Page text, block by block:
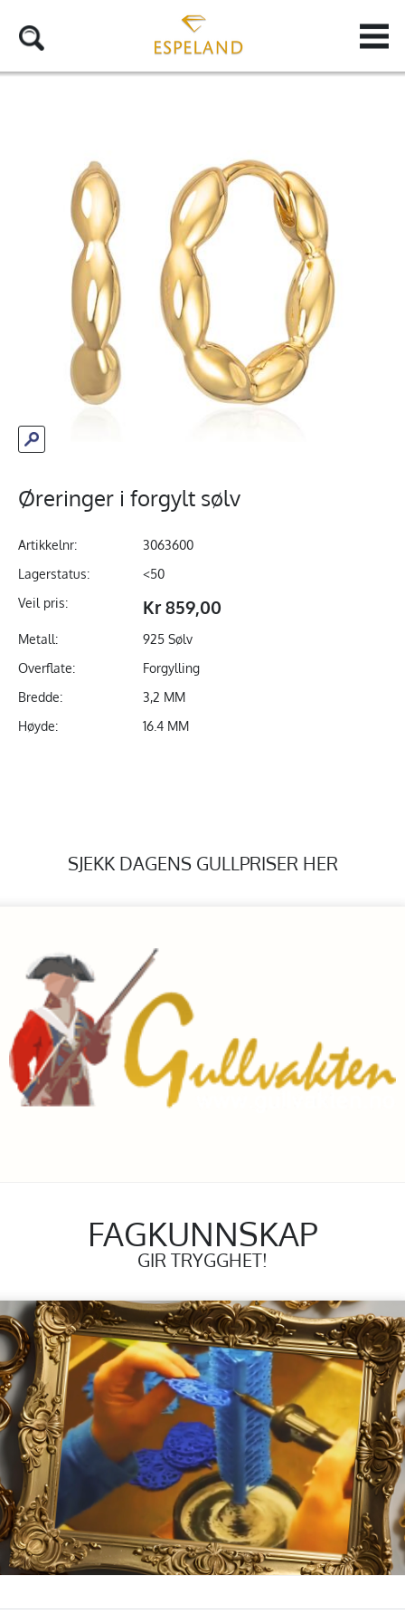
Øreringer i forgylt sølv
Artikkelnr:
3063600
Lagerstatus:
<50
Veil pris:
Kr 859,00
Metall:
925 Sølv
Overflate:
Forgylling
Bredde:
3,2 MM
Høyde:
16.4 MM
SJEKK DAGENS GULLPRISER HER
FAGKUNNSKAP
GIR TRYGGHET!